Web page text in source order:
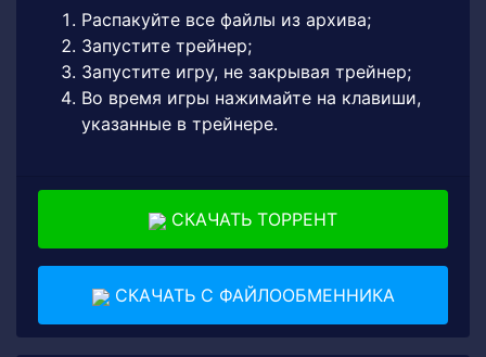
Распакуйте все файлы из архива;
Запустите трейнер;
Запустите игру, не закрывая трейнер;
Во время игры нажимайте на клавиши,
указанные в трейнере.
СКАЧАТЬ ТОРРЕНТ
СКАЧАТЬ С ФАЙЛООБМЕННИКА